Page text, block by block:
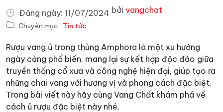
Đăng ngày: 11/07/2024 bởi vangchat
Chuyên mục: Tin tức
Rượu vang ủ trong thùng Amphora là một xu hướng
ngày càng phổ biến, mang lại sự kết hợp độc đáo giữa
truyền thống cổ xưa và công nghệ hiện đại, giúp tạo ra
những chai vang với hương vị và phong cách đặc biệt.
Trong bài viết này hãy cùng Vang Chất khám phá về
cách ủ rượu đặc biệt này nhé.